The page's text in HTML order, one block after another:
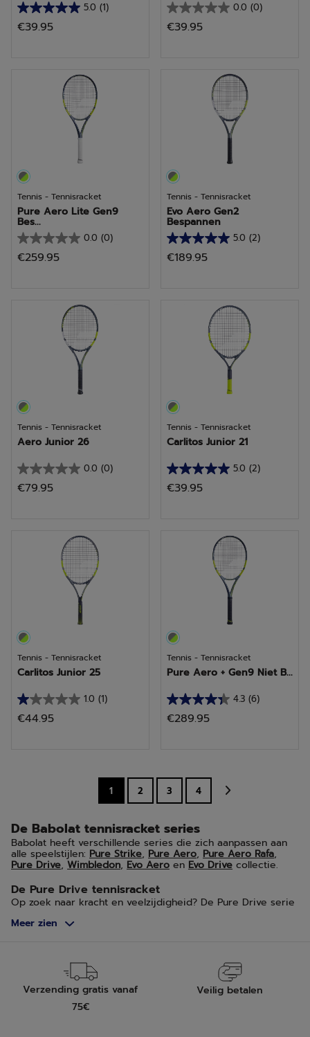
5.0 (1)
5.0
van
beoordeling
€39.95
0.0 (0)
0.0
van
€39.95
Tennis - Tennisracket
Pure Aero Lite Gen9
Bes...
0.0 (0)
0.0
van
€259.95
Tennis - Tennisracket
Evo Aero Gen2
Bespannen
5.0 (2)
5.0
van
beoordelingen
€189.95
Tennis - Tennisracket
Aero Junior 26
0.0 (0)
0.0
van
€79.95
Tennis - Tennisracket
Carlitos Junior 21
5.0 (2)
5.0
van
beoordelingen
€39.95
Tennis - Tennisracket
Carlitos Junior 25
1.0 (1)
1.0
van
€44.95
Tennis - Tennisracket
Pure Aero + Gen9 Niet B...
4.3 (6)
4.3
van
sterren.
6
€289.95
1 2 3 4
De Babolat tennisracket series
Babolat heeft verschillende series die zich aanpassen aan
alle speelstijlen: Pure Strike, Pure Aero, Pure Aero Rafa,
Pure Drive, Wimbledon, Evo Aero en Evo Drive collectie.
De Pure Drive tennisracket
Op zoek naar kracht en veelzijdigheid? De Pure Drive serie
voor zowel amateur- als wedstrijdspelers. De Pure Drive
De Pure Aero tennisracket
De Pure Aero tennisracket zal spelers een ongeëvenaarde
slagintensiteit geven. Deze racket, met zijn aerodynamisch
frame en snaarpatroon aangepast aan de intensiteit van het
spel, is ideaal voor spelers die op zoek zijn naar kracht,
Meer zien
Verzending gratis vanaf
75€
Veilig betalen